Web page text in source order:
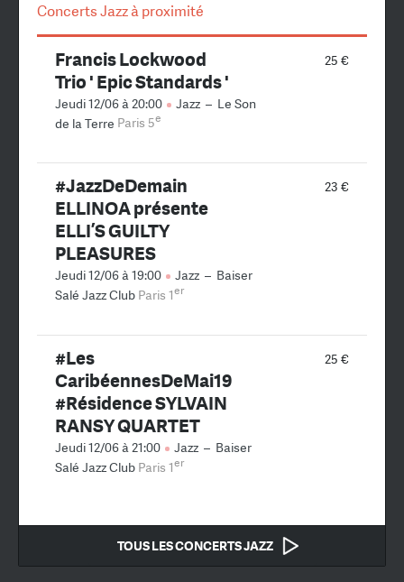
Concerts Jazz à proximité
25 €
Francis Lockwood
Trio ' Epic Standards '
Jeudi 12/06 à 20:00 Jazz – Le Son
de la Terre Paris 5e
23 €
#JazzDeDemain
ELLINOA présente
ELLI’S GUILTY
PLEASURES
Jeudi 12/06 à 19:00 Jazz – Baiser
Salé Jazz Club Paris 1er
25 €
#Les
CaribéennesDeMai19
#Résidence SYLVAIN
RANSY QUARTET
Jeudi 12/06 à 21:00 Jazz – Baiser
Salé Jazz Club Paris 1er
TOUS LES CONCERTS JAZZ